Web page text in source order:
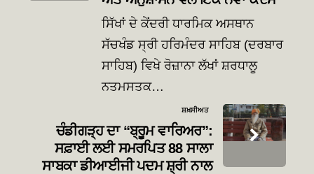
ਸਿੱਖਾਂ ਦੇ ਕੇਂਦਰੀ ਧਾਰਮਿਕ ਅਸਥਾਨ
ਸੱਚਖੰਡ ਸ੍ਰੀ ਹਰਿਮੰਦਰ ਸਾਹਿਬ (ਦਰਬਾਰ
ਸਾਹਿਬ) ਵਿਖੇ ਰੋਜ਼ਾਨਾ ਲੱਖਾਂ ਸ਼ਰਧਾਲੂ
ਨਤਮਸਤਕ…
ਸ਼ਖ਼ਸੀਅਤ
ਚੰਡੀਗੜ੍ਹ ਦਾ “ਬ੍ਰੂਮ ਵਾਰਿਅਰ”:
ਸਫ਼ਾਈ ਲਈ ਸਮਰਪਿਤ 88 ਸਾਲਾ
ਸਾਬਕਾ ਡੀਆਈਜੀ ਪਦਮ ਸ਼੍ਰੀ ਨਾਲ